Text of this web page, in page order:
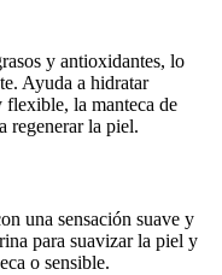
y antioxidantes, lo
Ayuda a hidratar
flexible, la manteca de
regenerar la piel.
una sensación suave y
para suavizar la piel y
o sensible.